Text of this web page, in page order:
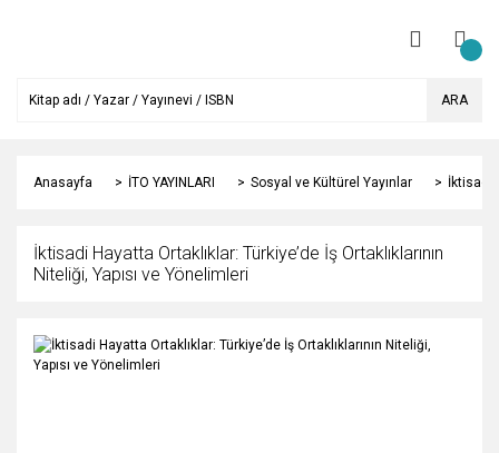
ARA
Anasayfa İTO YAYINLARI Sosyal ve Kültürel Yayınlar İktisadi
İktisadi Hayatta Ortaklıklar: Türkiye’de İş Ortaklıklarının
Niteliği, Yapısı ve Yönelimleri